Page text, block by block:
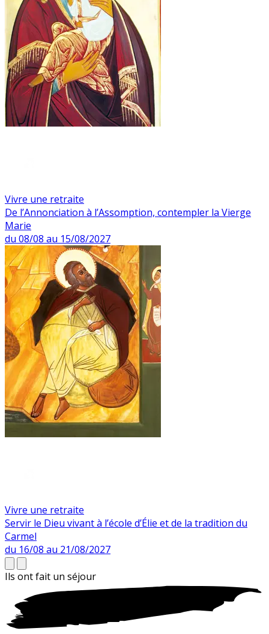
Vivre une retraite
De l’Annonciation à l’Assomption, contempler la Vierge
Marie
du 08/08 au 15/08/2027
Vivre une retraite
Servir le Dieu vivant à l’école d’Élie et de la tradition du
Carmel
du 16/08 au 21/08/2027
Ils ont fait un séjour